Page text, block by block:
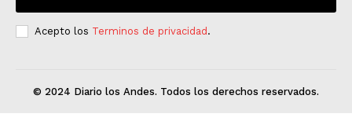
Acepto los Terminos de privacidad.
© 2024 Diario los Andes. Todos los derechos reservados.